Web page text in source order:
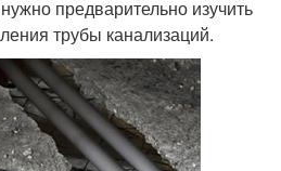
предварительно изучить
трубы канализаций.